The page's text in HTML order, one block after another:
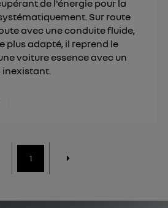
de l'énergie pour la
Sur route
avec une conduite fluide,
plus adapté, il reprend le
voiture essence avec un
inexistant.
1
d'Utiq.